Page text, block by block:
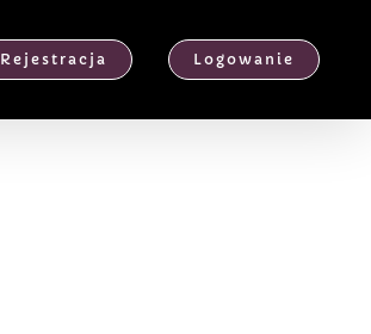
Rejestracja Logowanie